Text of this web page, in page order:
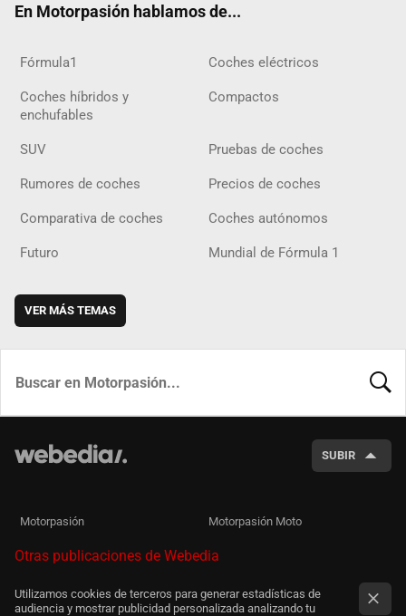
En Motorpasión hablamos de...
Fórmula1 Coches eléctricos
Coches híbridos y
enchufables
Compactos
SUV Pruebas de coches
Rumores de coches Precios de coches
Comparativa de coches Coches autónomos
Futuro Mundial de Fórmula 1
VER MÁS TEMAS
SUBIR
Motorpasión Motorpasión Moto
Otras publicaciones de Webedia
Utilizamos cookies de terceros para generar estadísticas de
audiencia y mostrar publicidad personalizada analizando tu